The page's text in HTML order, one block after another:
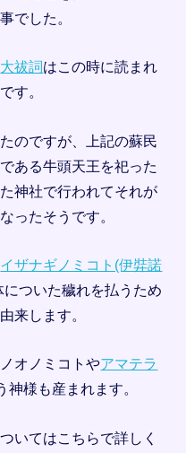
でした。
大祓詞はこの時に読まれ
す。
のですが、上記の蘇民
ある牛頭天王を祀った
神社で行われてそれが
ったそうです。
イザナギノミコト(伊弉諾
ついた穢れを払うため
来します。
オノミコトやアマテラ
神様も産まれます。
いてはこちらで詳しく